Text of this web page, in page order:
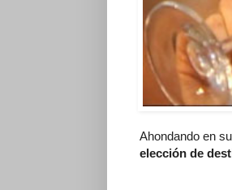
Ahondando en
elección de